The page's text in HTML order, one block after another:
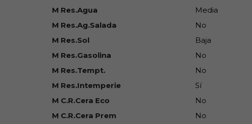
M Res.Agua
Media
M Res.Ag.Salada
No
M Res.Sol
Baja
M Res.Gasolina
No
M Res.Tempt.
No
M Res.Intemperie
Sí
M C.R.Cera Eco
No
M C.R.Cera Prem
No